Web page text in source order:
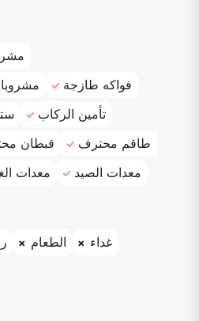
فواكه طازجة
تأمين الركاب
قبطان
طاقم محترف
معدات معدات الصيد
الطعام
غداء